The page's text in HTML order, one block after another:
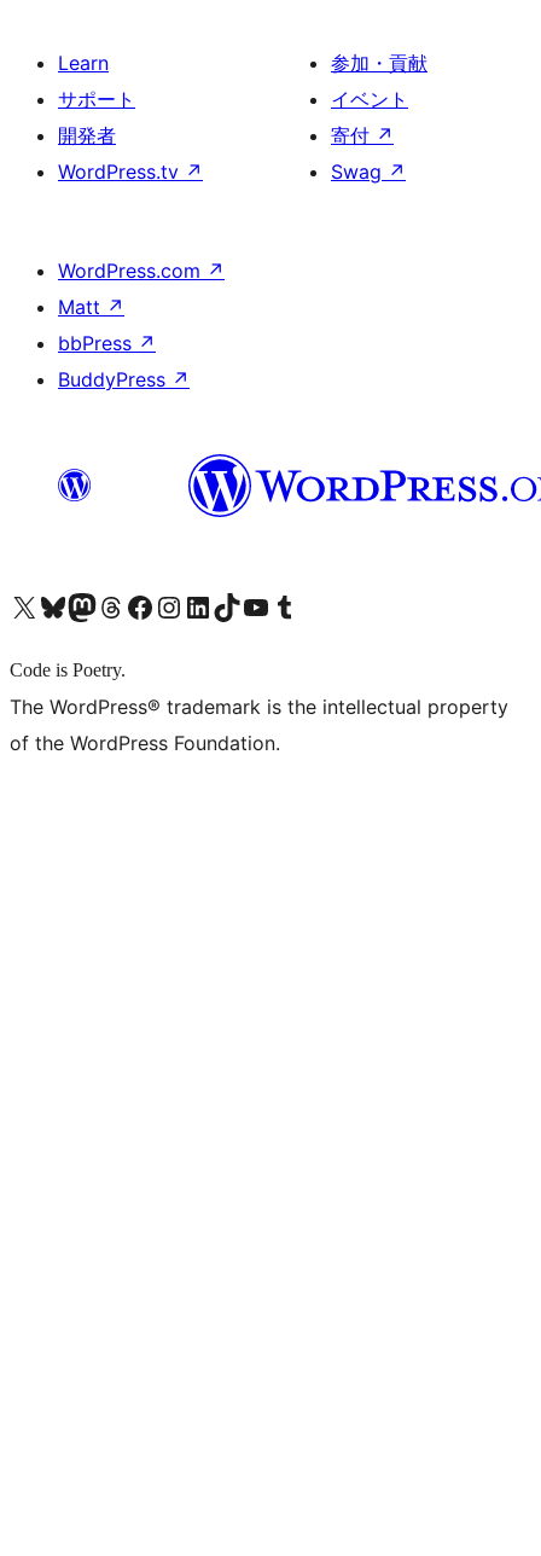
Learn
サポート
開発者
WordPress.tv ↗
参加・貢献
イベント
寄付 ↗
Swag ↗
WordPress.com ↗
Matt ↗
bbPress ↗
BuddyPress ↗
X (旧 Twitter) アカウントへBluesky アカウントへMastodon アカウントへThreads アカウントへ Facebook ページへInstagram アカウントへ LinkedIn アカウントへTikTok アカウントへYouTube チャンネルへ Tumblr アカウントへ
Code is Poetry.
The WordPress® trademark is the intellectual property
of the WordPress Foundation.